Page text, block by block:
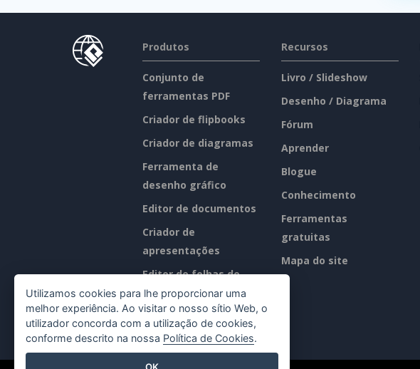
Produtos
Conjunto de
ferramentas PDF
Criador de flipbooks
Criador de diagramas
Ferramenta de
desenho gráfico
Editor de documentos
Criador de
apresentações
Editor de folhas de
cálculo
Preços
Recursos
Livro / Slideshow
Desenho / Diagrama
Fórum
Aprender
Blogue
Conhecimento
Ferramentas
gratuitas
Mapa do site
Utilizamos cookies para lhe proporcionar uma
melhor experiência. Ao visitar o nosso sítio Web, o
utilizador concorda com a utilização de cookies,
conforme descrito na nossa Política de Cookies.